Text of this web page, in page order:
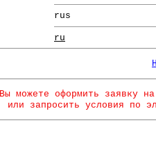
rus
ru
Вы можете оформить заявку
или запросить условия по